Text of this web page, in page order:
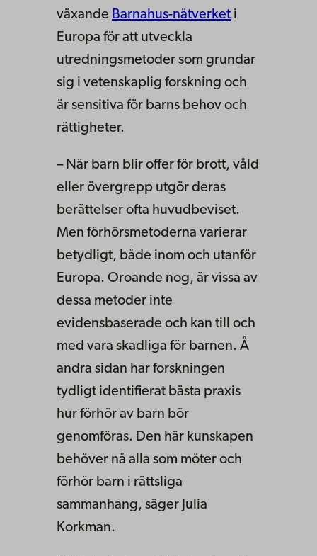
växande Barnahus-nätverket i
Europa för att utveckla
utredningsmetoder som grundar
sig i vetenskaplig forskning och
är sensitiva för barns behov och
rättigheter.
– När barn blir offer för brott, våld
eller övergrepp utgör deras
berättelser ofta huvudbeviset.
Men förhörsmetoderna varierar
betydligt, både inom och utanför
Europa. Oroande nog, är vissa av
dessa metoder inte
evidensbaserade och kan till och
med vara skadliga för barnen. Å
andra sidan har forskningen
tydligt identifierat bästa praxis
hur förhör av barn bör
genomföras. Den här kunskapen
behöver nå alla som möter och
förhör barn i rättsliga
sammanhang, säger Julia
Korkman.